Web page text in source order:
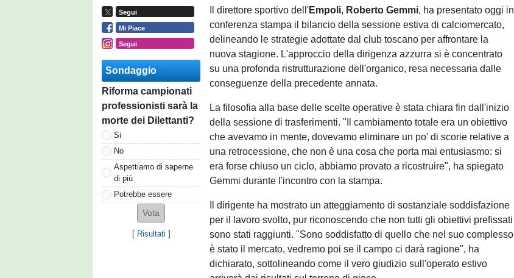
Segui
Mi Piace
Segui
Sondaggio
Riforma campionati
professionisti sarà la
morte dei Dilettanti?
Si
No
Aspettiamo di saperne
di più
Potrebbe essere
[ Risultati ]
Il direttore sportivo dell'Empoli, Roberto Gemmi, ha presentato oggi in
conferenza stampa il bilancio della sessione estiva di calciomercato,
delineando le strategie adottate dal club toscano per affrontare la
nuova stagione. L'approccio della dirigenza azzurra si è concentrato
su una profonda ristrutturazione dell'organico, resa necessaria dalle
conseguenze della precedente annata.
La filosofia alla base delle scelte operative è stata chiara fin dall'inizio
della sessione di trasferimenti. "Il cambiamento totale era un obiettivo
che avevamo in mente, dovevamo eliminare un po' di scorie relative a
una retrocessione, che non è una cosa che porta mai entusiasmo: si
era forse chiuso un ciclo, abbiamo provato a ricostruire", ha spiegato
Gemmi durante l'incontro con la stampa.
Il dirigente ha mostrato un atteggiamento di sostanziale soddisfazione
per il lavoro svolto, pur riconoscendo che non tutti gli obiettivi prefissati
sono stati raggiunti. "Sono soddisfatto di quello che nel suo complesso
è stato il mercato, vedremo poi se il campo ci darà ragione", ha
dichiarato, sottolineando come il vero giudizio sull'operato estivo